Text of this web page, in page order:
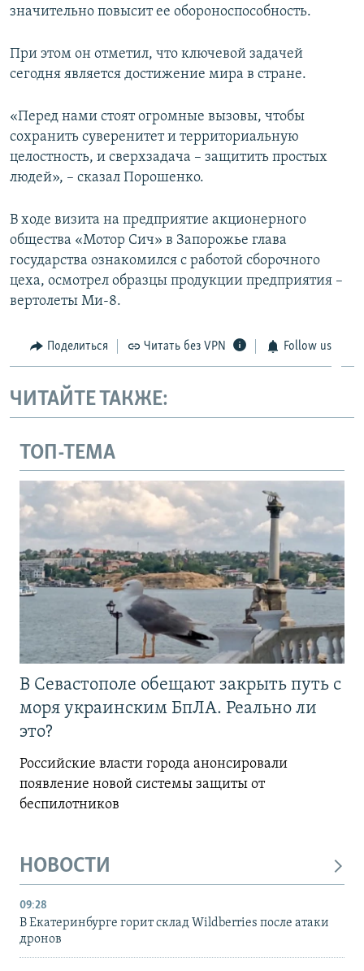
значительно повысит ее обороноспособность.
При этом он отметил, что ключевой задачей
сегодня является достижение мира в стране.
«Перед нами стоят огромные вызовы, чтобы
сохранить суверенитет и территориальную
целостность, и сверхзадача – защитить простых
людей», – сказал Порошенко.
В ходе визита на предприятие акционерного
общества «Мотор Сич» в Запорожье глава
государства ознакомился с работой сборочного
цеха, осмотрел образцы продукции предприятия –
вертолеты Ми-8.
Поделиться Читать без VPN Follow us
ЧИТАЙТЕ ТАКЖЕ:
ТОП-ТЕМА
В Севастополе обещают закрыть путь с
моря украинским БпЛА. Реально ли
это?
Российские власти города анонсировали
появление новой системы защиты от
беспилотников
НОВОСТИ
09:28
В Екатеринбурге горит склад Wildberries после атаки
дронов